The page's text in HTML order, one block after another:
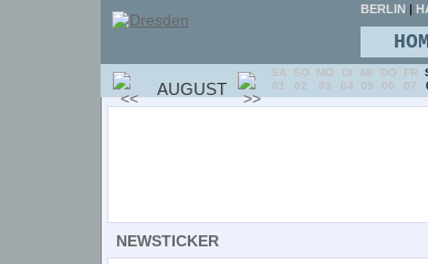
NEWSTICKER
BERLIN |
AUGUST
SA
01
SO
02
MO
03
DI
04
MI
05
DO
06
FR
07